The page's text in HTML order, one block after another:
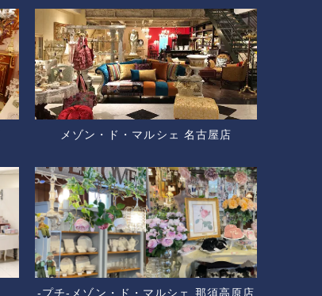
メゾン・ド・マルシェ 名古屋店
-プチ-メゾン・ド・マルシェ 那須高原店